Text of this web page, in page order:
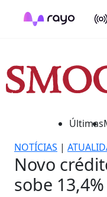
On
Últimas
NOTÍCIAS |
Novo
sobe